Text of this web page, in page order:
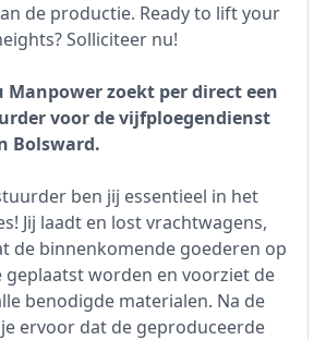
de productie. Ready to lift your
Solliciteer nu!
Manpower zoekt per direct een
voor de vijfploegendienst
Bolsward.
ben jij essentieel in het
Jij laadt en lost vrachtwagens,
de binnenkomende goederen op
geplaatst worden en voorziet de
benodigde materialen. Na de
ervoor dat de geproduceerde